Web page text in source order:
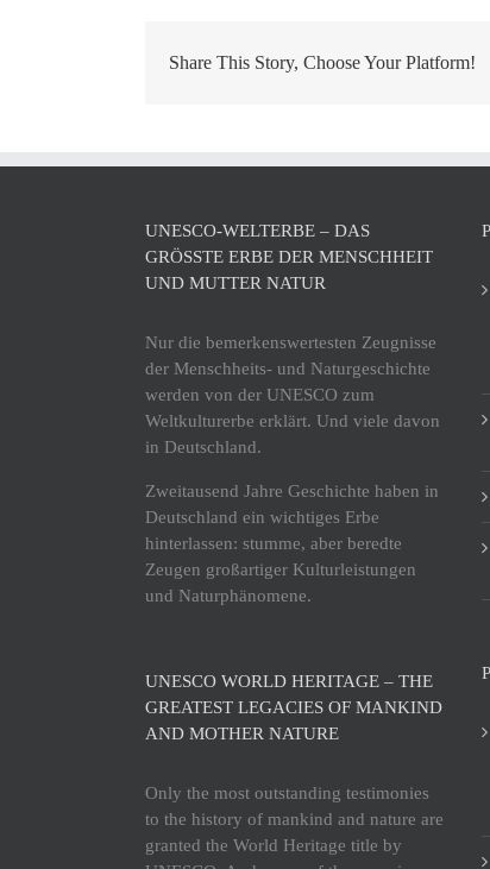
Share This Story, Choose Your Platform!
UNESCO-WELTERBE – DAS
GRÖSSTE ERBE DER MENSCHHEIT U
ND MUTTER NATUR
Nur die bemerkenswertesten Zeugnisse
der Menschheits- und Naturgeschichte
werden von der UNESCO zum
Weltkulturerbe erklärt. Und viele davon
in Deutschland.
Zweitausend Jahre Geschichte haben in
Deutschland ein wichtiges Erbe
hinterlassen: stumme, aber beredte
Zeugen großartiger Kulturleistungen
und Naturphänomene.
UNESCO WORLD HERITAGE – THE
GREATEST LEGACIES OF MANKIND
AND MOTHER NATURE
Only the most outstanding testimonies
to the history of mankind and nature are
granted the World Heritage title by